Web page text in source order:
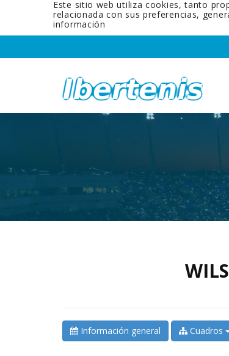
Este sitio web utiliza cookies, tanto
relacionada con sus preferencias,
información
Información general Cuadros